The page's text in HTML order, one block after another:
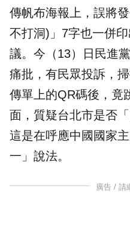
傳帆布海報上，誤將
不打洞)」7字也一併
議。今（13）日民進
痛批，有民眾投訴，
傳單上的QR碼後，竟
面，質疑台北市是否
這是在呼應中國國家
一」說法。
廣告 / 請